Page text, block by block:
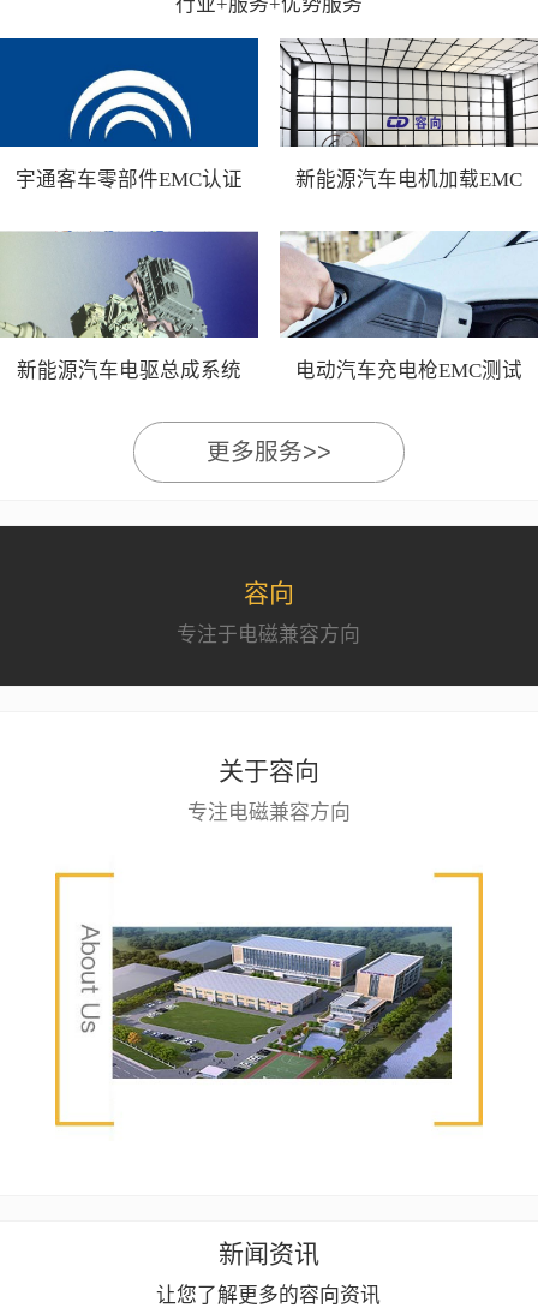
宇通客车零部件EMC认证
新能源汽车电机加载EMC
新能源汽车电驱总成系统
电动汽车充电枪EMC测试
更多服务>>
容向
专注于电磁兼容方向
关于容向
专注电磁兼容方向
新闻资讯
让您了解更多的容向资讯